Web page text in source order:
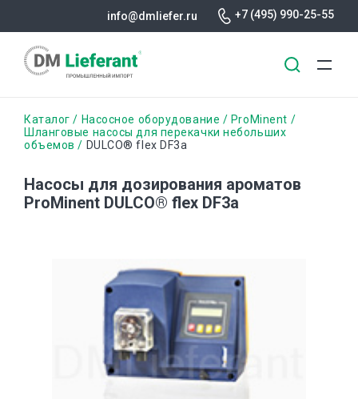
основному
info@dmliefer.ru +7 (495) 990-25-55
Строка
навигации
Каталог Насосное оборудование
ProMinent
Шланговые насосы для перекачки небольших
объемов
DULCO® flex DF3a
Насосы для дозирования ароматов
ProMinent DULCO® flex DF3a